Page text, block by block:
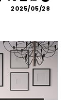
2025/05/28